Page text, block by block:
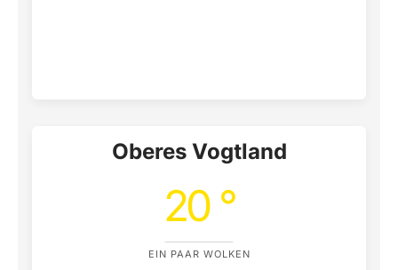
Oberes Vogtland
20 °
EIN PAAR WOLKEN